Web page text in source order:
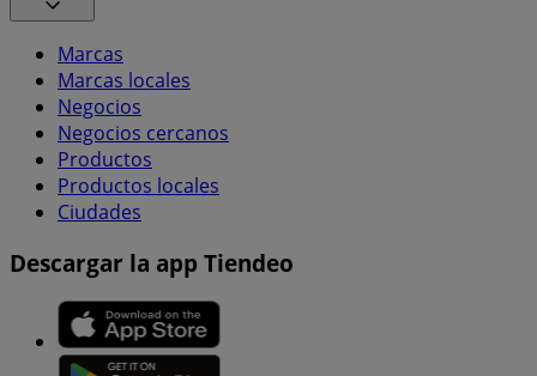
Marcas
Marcas locales
Negocios
Negocios cercanos
Productos
Productos locales
Ciudades
Descargar la app Tiendeo